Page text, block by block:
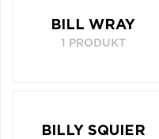
BILL WRAY
1 PRODUKT
BILLY SQUIER